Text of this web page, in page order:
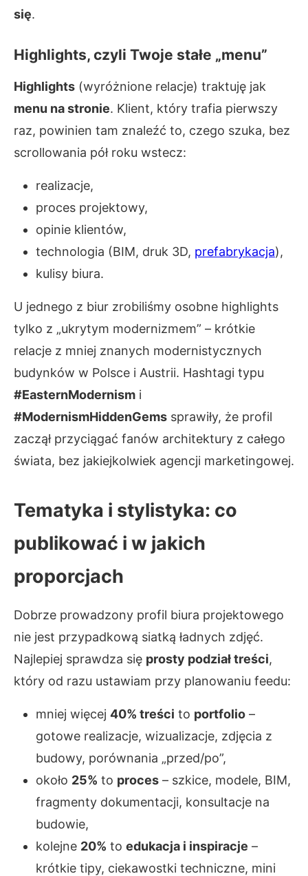
się.
Highlights, czyli Twoje stałe „menu”
Highlights (wyróżnione relacje) traktuję jak
menu na stronie. Klient, który trafia pierwszy
raz, powinien tam znaleźć to, czego szuka, bez
scrollowania pół roku wstecz:
realizacje,
proces projektowy,
opinie klientów,
technologia (BIM, druk 3D, prefabrykacja),
kulisy biura.
U jednego z biur zrobiliśmy osobne highlights
tylko z „ukrytym modernizmem” – krótkie
relacje z mniej znanych modernistycznych
budynków w Polsce i Austrii. Hashtagi typu
#EasternModernism i
#ModernismHiddenGems sprawiły, że profil
zaczął przyciągać fanów architektury z całego
świata, bez jakiejkolwiek agencji marketingowej.
Tematyka i stylistyka: co
publikować i w jakich
proporcjach
Dobrze prowadzony profil biura projektowego
nie jest przypadkową siatką ładnych zdjęć.
Najlepiej sprawdza się prosty podział treści,
który od razu ustawiam przy planowaniu feedu:
mniej więcej 40% treści to portfolio –
gotowe realizacje, wizualizacje, zdjęcia z
budowy, porównania „przed/po”,
około 25% to proces – szkice, modele, BIM,
fragmenty dokumentacji, konsultacje na
budowie,
kolejne 20% to edukacja i inspiracje –
krótkie tipy, ciekawostki techniczne, mini